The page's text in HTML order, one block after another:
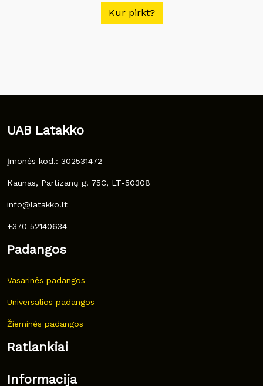
Kur pirkt?
UAB Latakko
Įmonės kod.: 302531472
Kaunas, Partizanų g. 75C, LT-50308
info@latakko.lt
+370 52140634
Padangos
Vasarinės padangos
Universalios padangos
Žieminės padangos
Ratlankiai
Informacija